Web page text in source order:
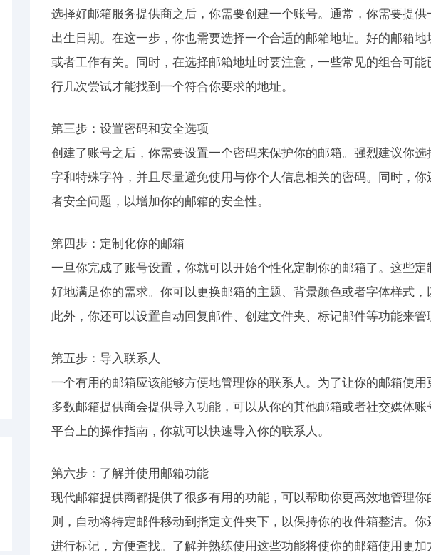
选择好邮箱服务提供商之后，你需要创建一个账号。通常，你需要提
出生日期。在这一步，你也需要选择一个合适的邮箱地址。好的邮箱
或者工作有关。同时，在选择邮箱地址时要注意，一些常见的组合可
行几次尝试才能找到一个符合你要求的地址。
第三步：设置密码和安全选项
创建了账号之后，你需要设置一个密码来保护你的邮箱。强烈建议你
字和特殊字符，并且尽量避免使用与你个人信息相关的密码。同时，
者安全问题，以增加你的邮箱的安全性。
第四步：定制化你的邮箱
一旦你完成了账号设置，你就可以开始个性化定制你的邮箱了。这些
好地满足你的需求。你可以更换邮箱的主题、背景颜色或者字体样式，
此外，你还可以设置自动回复邮件、创建文件夹、标记邮件等功能来管
第五步：导入联系人
一个有用的邮箱应该能够方便地管理你的联系人。为了让你的邮箱使
多数邮箱提供商会提供导入功能，可以从你的其他邮箱或者社交媒体
平台上的操作指南，你就可以快速导入你的联系人。
第六步：了解并使用邮箱功能
现代邮箱提供商都提供了很多有用的功能，可以帮助你更高效地管理
则，自动将特定邮件移动到指定文件夹下，以保持你的收件箱整洁。
进行标记，方便查找。了解并熟练使用这些功能将使你的邮箱使用更加